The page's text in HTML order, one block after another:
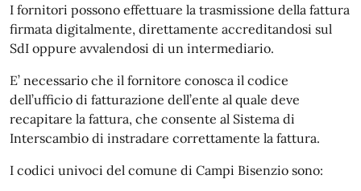
I fornitori possono effettuare la trasmissione della fattura
firmata digitalmente, direttamente accreditandosi sul
SdI oppure avvalendosi di un intermediario.
E’ necessario che il fornitore conosca il codice
dell’ufficio di fatturazione dell’ente al quale deve
recapitare la fattura, che consente al Sistema di
Interscambio di instradare correttamente la fattura.
I codici univoci del comune di Campi Bisenzio sono: